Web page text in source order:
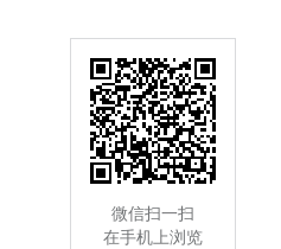
微信扫一扫
在手机上浏览